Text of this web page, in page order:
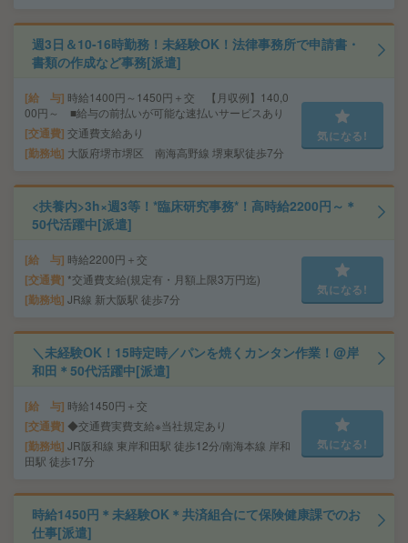
週3日＆10-16時勤務！未経験OK！法律事務所で申請書・
書類の作成など事務[派遣]
給 与 時給1400円～1450円＋交 【月収例】140,0
00円～ ■給与の前払いが可能な速払いサービスあり
交通費 交通費支給あり
勤務地 大阪府堺市堺区 南海高野線 堺東駅徒歩7分
気になる!
<扶養内>3h×週3等！*臨床研究事務*！高時給2200円～＊
50代活躍中[派遣]
給 与 時給2200円＋交
交通費 *交通費支給(規定有・月額上限3万円迄)
勤務地 JR線 新大阪駅 徒歩7分
気になる!
＼未経験OK！15時定時／パンを焼くカンタン作業！@岸
和田＊50代活躍中[派遣]
給 与 時給1450円＋交
交通費 ◆交通費実費支給※当社規定あり
勤務地 JR阪和線 東岸和田駅 徒歩12分/南海本線 岸和
田駅 徒歩17分
気になる!
時給1450円＊未経験OK＊共済組合にて保険健康課でのお
仕事[派遣]